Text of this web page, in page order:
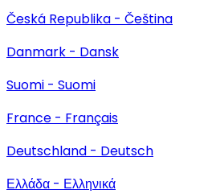
Česká Republika - Čeština
Danmark - Dansk
Suomi - Suomi
France - Français
Deutschland - Deutsch
Ελλάδα - Ελληνικά